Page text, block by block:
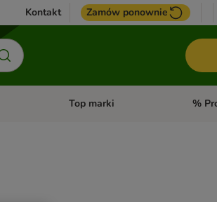
Kontakt Zamów ponownie
kategorii: PtakiOtwórz menu kategorii: Konie
Top marki %